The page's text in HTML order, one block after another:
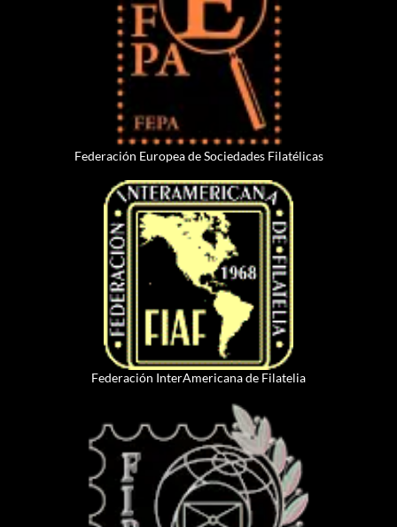
Federación Europea de Sociedades Filatélicas
Federación InterAmericana de Filatelia